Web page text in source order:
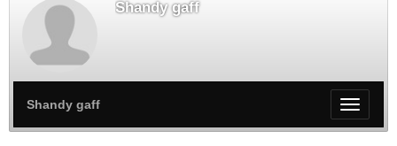
Shandy gaff
My
ペ
Shandy gaff